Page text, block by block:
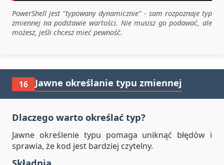
PowerShell jest "typowany dynamicznie" - sam rozpoznaje typ
zmiennej na podstawie wartości. Nie musisz go podawać, ale
możesz, jeśli chcesz mieć pewność.
16 Jawne określanie typu zmiennej
Dlaczego warto określać typ?
Jawne określenie typu pomaga uniknąć błędów i
sprawia, że kod jest bardziej czytelny.